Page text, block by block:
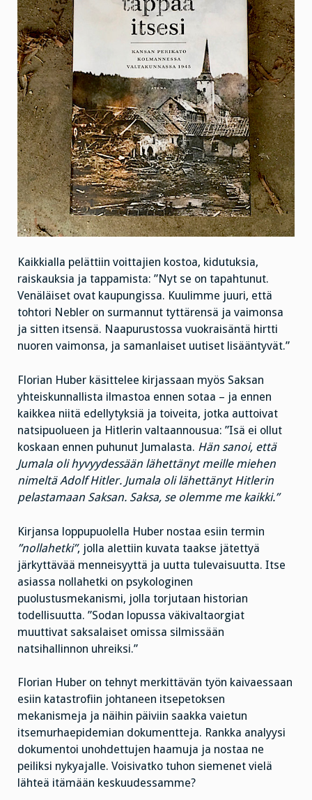
Kaikkialla pelättiin voittajien kostoa, kidutuksia,
raiskauksia ja tappamista: ”Nyt se on tapahtunut.
Venäläiset ovat kaupungissa. Kuulimme juuri, että
tohtori Nebler on surmannut tyttärensä ja vaimonsa
ja sitten itsensä. Naapurustossa vuokraisäntä hirtti
nuoren vaimonsa, ja samanlaiset uutiset lisääntyvät.”
Florian Huber käsittelee kirjassaan myös Saksan
yhteiskunnallista ilmastoa ennen sotaa – ja ennen
kaikkea niitä edellytyksiä ja toiveita, jotka auttoivat
natsipuolueen ja Hitlerin valtaannousua: ”Isä ei ollut
koskaan ennen puhunut Jumalasta. Hän sanoi, että
Jumala oli hyvyydessään lähettänyt meille miehen
nimeltä Adolf Hitler. Jumala oli lähettänyt Hitlerin
pelastamaan Saksan. Saksa, se olemme me kaikki.”
Kirjansa loppupuolella Huber nostaa esiin termin
”nollahetki”, jolla alettiin kuvata taakse jätettyä
järkyttävää menneisyyttä ja uutta tulevaisuutta. Itse
asiassa nollahetki on psykologinen
puolustusmekanismi, jolla torjutaan historian
todellisuutta. ”Sodan lopussa väkivaltaorgiat
muuttivat saksalaiset omissa silmissään
natsihallinnon uhreiksi.”
Florian Huber on tehnyt merkittävän työn kaivaessaan
esiin katastrofiin johtaneen itsepetoksen
mekanismeja ja näihin päiviin saakka vaietun
itsemurhaepidemian dokumentteja. Rankka analyysi
dokumentoi unohdettujen haamuja ja nostaa ne
peiliksi nykyajalle. Voisivatko tuhon siemenet vielä
lähteä itämään keskuudessamme?